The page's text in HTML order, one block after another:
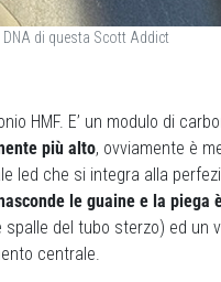
DNA di questa Scott Addict
HMF. E’ un modulo di
più alto, ovviamente è
led che si integra alla
le guaine e la piega
del tubo sterzo) ed un
centrale.